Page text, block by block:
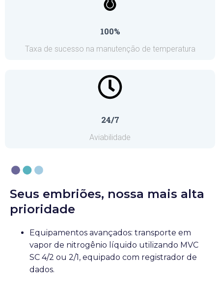
100%
Taxa de sucesso na manutenção de temperatura
24/7
Aviabilidade
Seus embriões, nossa mais alta
prioridade
Equipamentos avançados: transporte em
vapor de nitrogênio líquido utilizando MVC
SC 4/2 ou 2/1, equipado com registrador de
dados.